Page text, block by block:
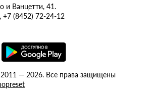
и Ванцетти, 41.
+7 (8452) 72-24-12
— 2026. Все права защищены